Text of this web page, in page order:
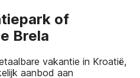
of
Brela
vakantie in Kroatië,
aanbod aan